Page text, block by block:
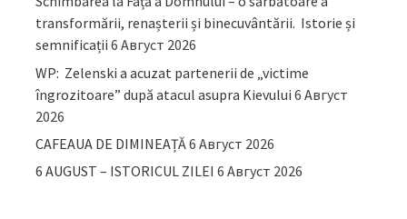
transformării, renașterii și binecuvântării. Istorie și
semnificații 6 Август 2026
WP: Zelenski a acuzat partenerii de „victime
îngrozitoare” după atacul asupra Kievului 6 Август
2026
CAFEAUA DE DIMINEAȚĂ6 Август 2026
6 AUGUST – ISTORICUL ZILEI 6 Август 2026